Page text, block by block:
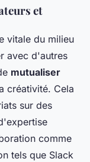
et
vitale du milieu
avec d'autres
mutualiser
créativité. Cela
sur des
comme
tels que Slack